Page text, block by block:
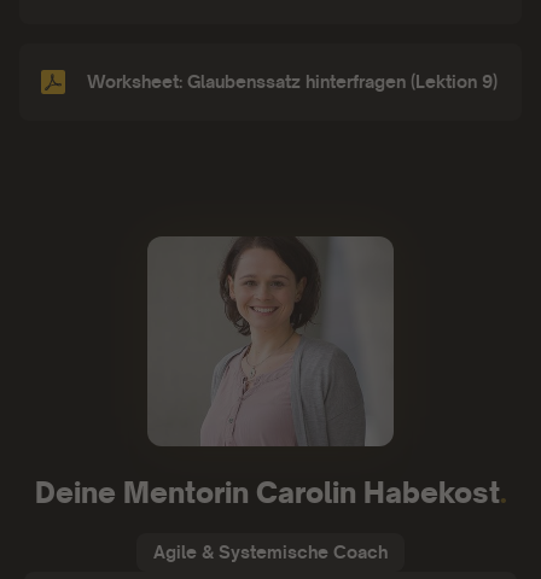
Worksheet: Glaubenssatz hinterfragen (Lektion 9)
Deine Mentorin Carolin Habekost.
Agile & Systemische Coach